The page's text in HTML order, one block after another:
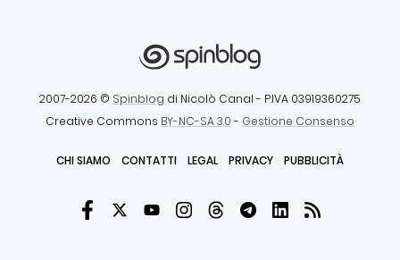
2007-2026 © Spinblog di Nicolò Canal - P.IVA 03919360275
Creative Commons BY-NC-SA 3.0- Gestione Consenso
CHI SIAMO CONTATTI LEGAL PRIVACY PUBBLICITÀ